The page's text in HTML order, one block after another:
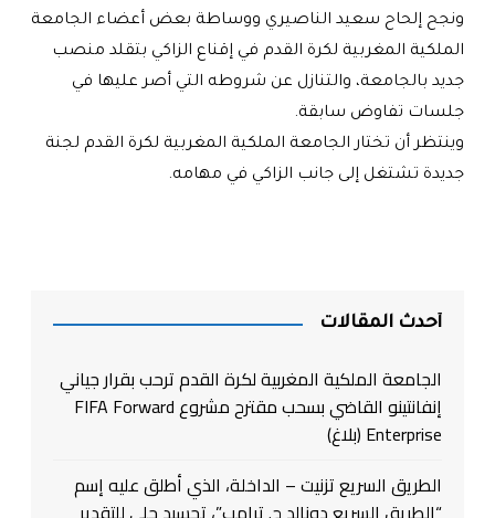
ونجح إلحاح سعيد الناصيري ووساطة بعض أعضاء الجامعة
الملكية المغربية لكرة القدم في إقناع الزاكي بتقلد منصب
جديد بالجامعة، والتنازل عن شروطه التي أصر عليها في
جلسات تفاوض سابقة.
وينتظر أن تختار الجامعة الملكية المغربية لكرة القدم لجنة
جديدة تشتغل إلى جانب الزاكي في مهامه.
أحدث المقالات
الجامعة الملكية المغربية لكرة القدم ترحب بقرار جياني
إنفانتينو القاضي بسحب مقترح مشروع FIFA Forward
Enterprise (بلاغ)
الطريق السريع تزنيت – الداخلة، الذي أطلق عليه إسم